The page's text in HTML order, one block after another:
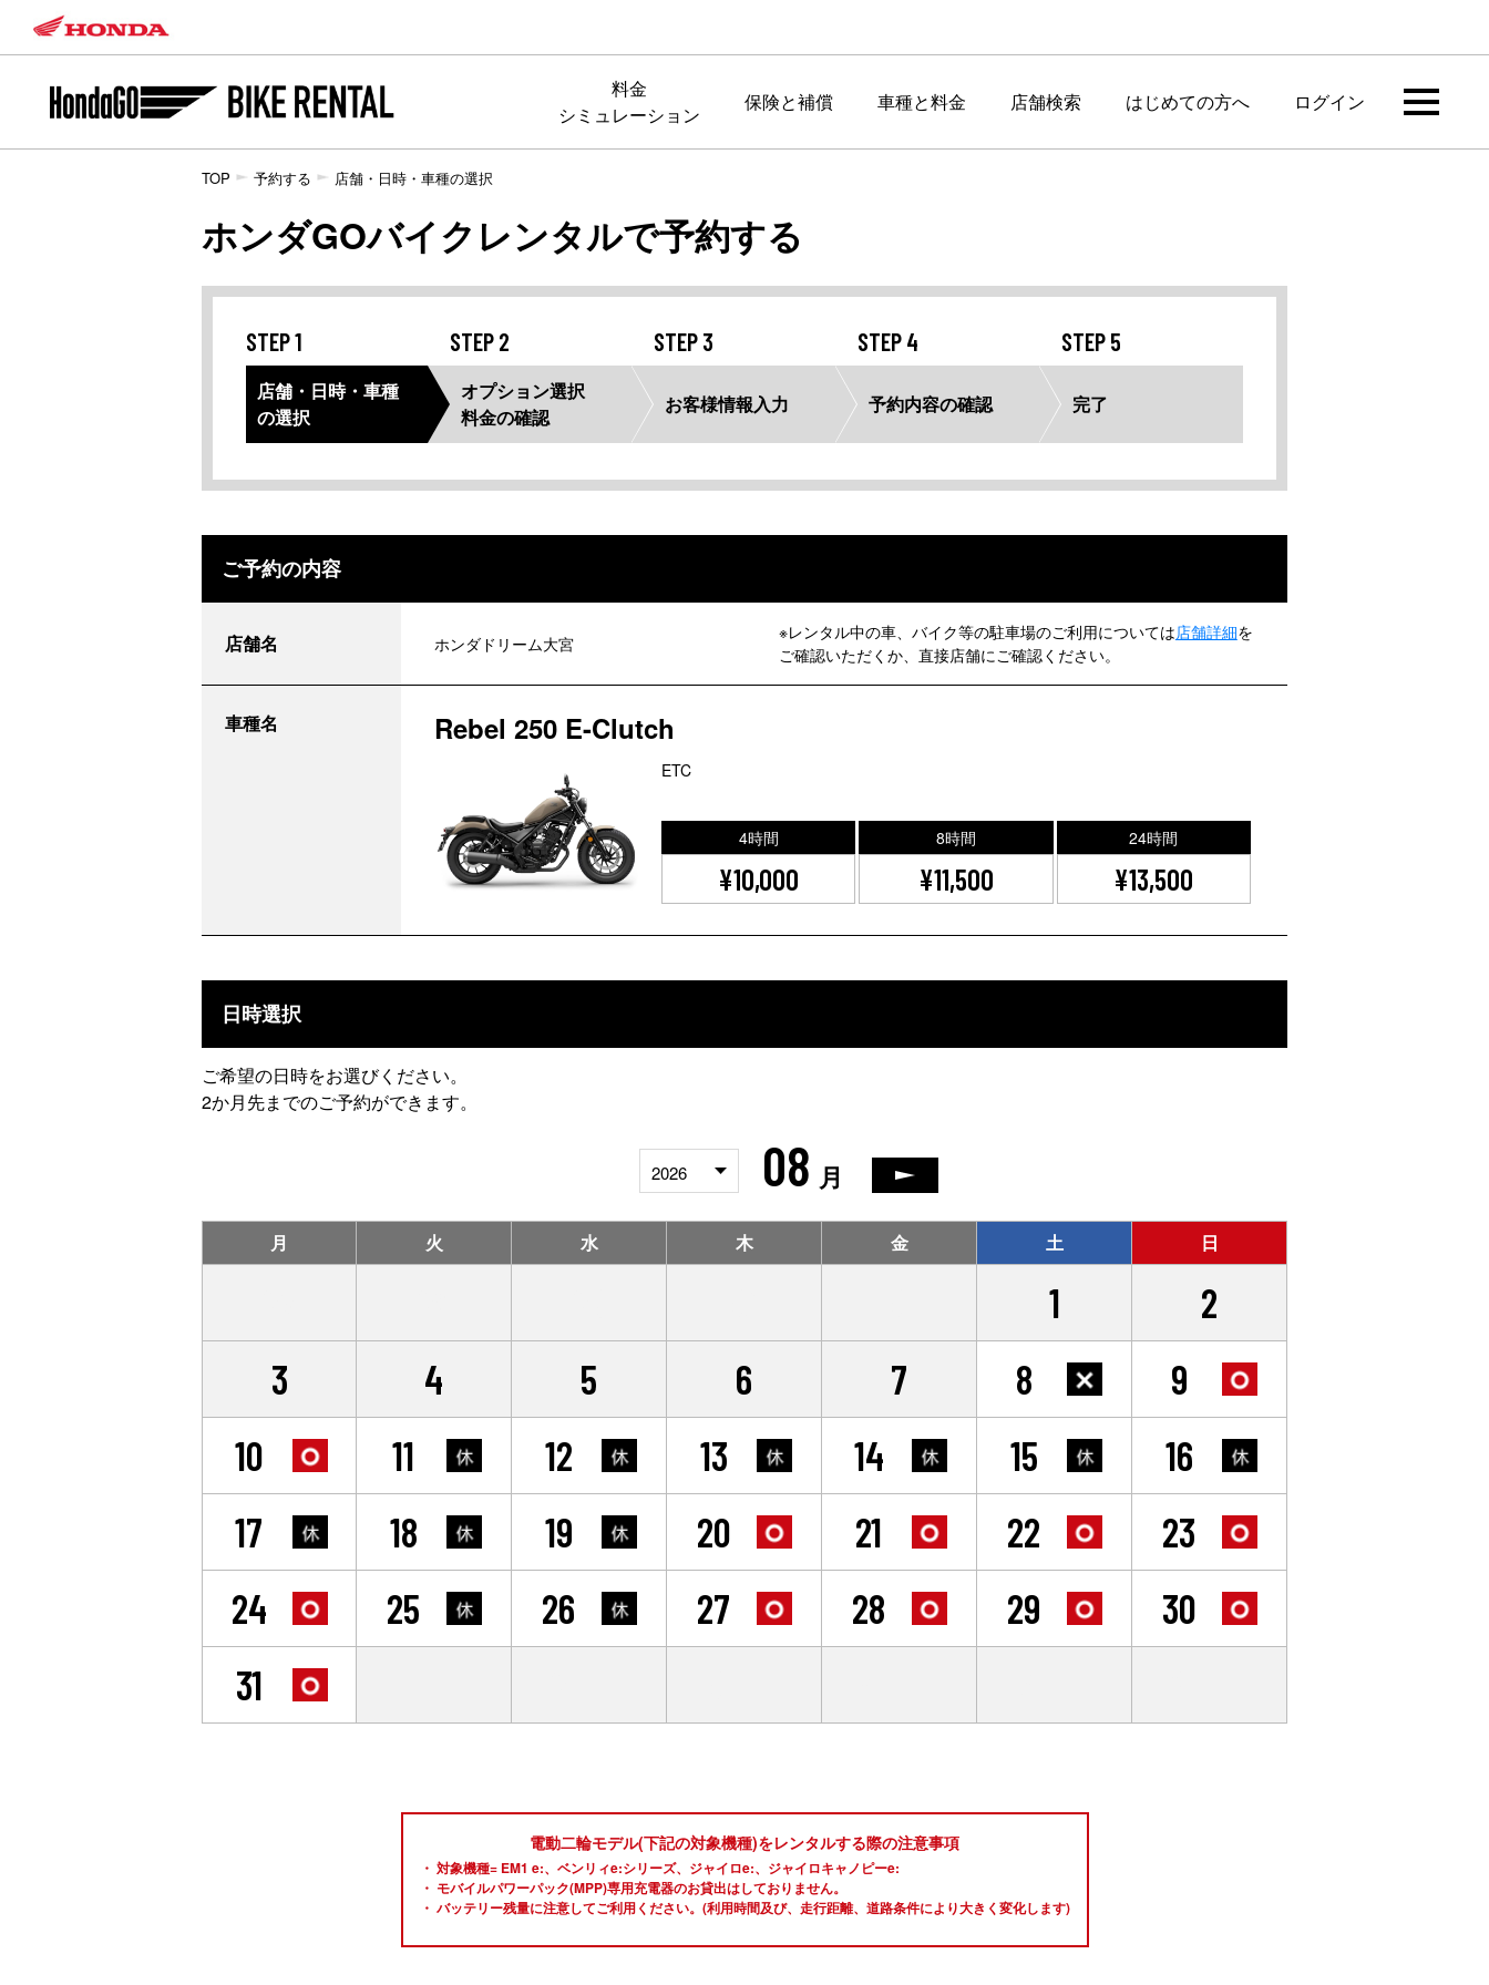
料金
シミュレーション
保険と補償 車種と料金 店舗検索 はじめての方へ ログイン
TOP 予約する 店舗・日時・車種の選択
ホンダGOバイクレンタルで予約する
STEP 1
店舗・日時・車種
の選択
STEP 2
オプション選択
料金の確認
STEP 3
お客様情報入力
STEP 4
予約内容の確認
STEP 5
完了
ご予約の内容
店舗名 ホンダドリーム大宮
※レンタル中の車、バイク等の駐車場のご利用については店舗詳細を
ご確認いただくか、直接店舗にご確認ください。
車種名 Rebel 250 E-Clutch
ETC
4時間
¥10,000
8時間
¥11,500
24時間
¥13,500
日時選択
ご希望の日時をお選びください。
2か月先までのご予約ができます。
2026 08 月
月 火 水 木 金 土 日
1
2
3
4 5 6 7 8
9
10
11 12 13 14 15
16
17
18 19 20 21 22
23
24
25 26 27 28 29
30
31
電動二輪モデル(下記の対象機種)をレンタルする際の注意事項
対象機種= EM1 e:、ベンリィe:シリーズ、ジャイロe:、ジャイロキャノピーe:
モバイルパワーパック(MPP)専用充電器のお貸出はしておりません。
バッテリー残量に注意してご利用ください。(利用時間及び、走行距離、道路条件により大きく変化します)